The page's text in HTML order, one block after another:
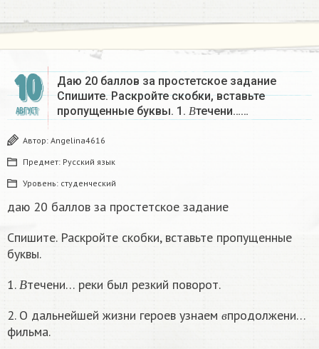
10
АВГУСТ
Даю 20 баллов за простетское задание
Спишите. Раскройте скобки, вставьте
пропущенные буквы. 1.
В
Втечени……
Автор: Angelina4616
Предмет: Русский язык
Уровень: студенческий
даю 20 баллов за простетское задание
Спишите. Раскройте скобки, вставьте пропущенные
буквы.
1.
В течени… реки был резкий поворот.
2. О дальнейшей жизни героев узнаем
в продолжени…
фильма.